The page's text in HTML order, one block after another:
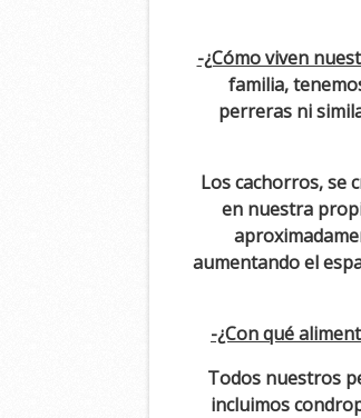
-¿Cómo viven
familia,
perreras ni
Los cachorros, se
en nuestra
aumentando el
-¿Con qué
Todos nuestros
incluimos